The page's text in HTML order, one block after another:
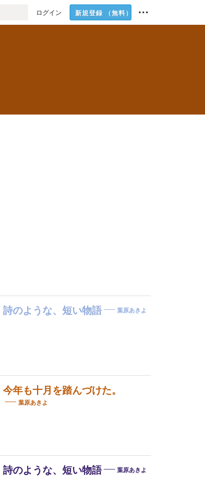
ログイン 新規登録 （無料）
詩のような、短い物語 葉原あきよ
今年も十月を踏んづけた。
葉原あきよ
詩のような、短い物語 葉原あきよ